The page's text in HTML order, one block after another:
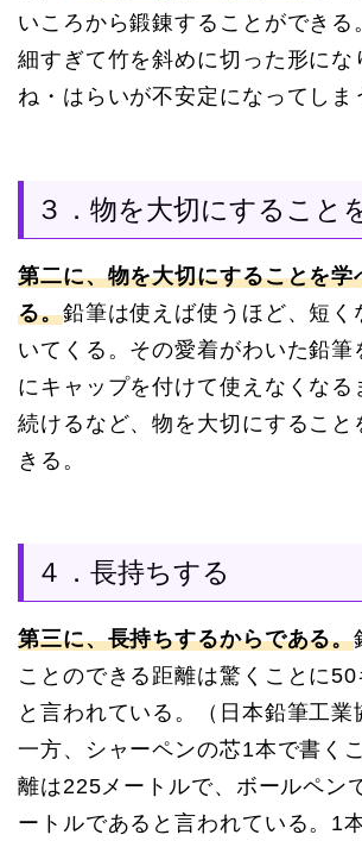
いころから鍛錬することができる
細すぎて竹を斜めに切った形にな
ね・はらいが不安定になってしま
３．物を大切にすること
第二に、物を大切にすることを学
る。鉛筆は使えば使うほど、短く
いてくる。その愛着がわいた鉛筆
にキャップを付けて使えなくなる
続けるなど、物を大切にすること
きる。
４．長持ちする
第三に、長持ちするからである。
ことのできる距離は驚くことに
と言われている。（日本鉛筆工業
一方、シャーペンの芯1本で書く
離は225メートルで、ボールペン
ートルであると言われている。1